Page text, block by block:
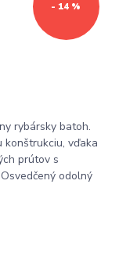
- 14 %
rybársky batoh.
konštrukciu, vďaka
prútov s
odolný